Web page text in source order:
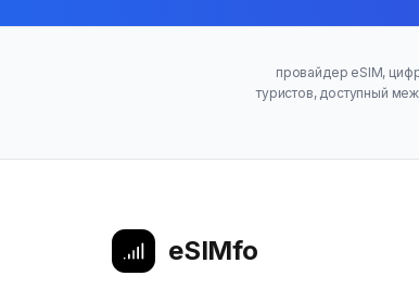
провайдер eSIM,
туристов, доступный
eSIMfo